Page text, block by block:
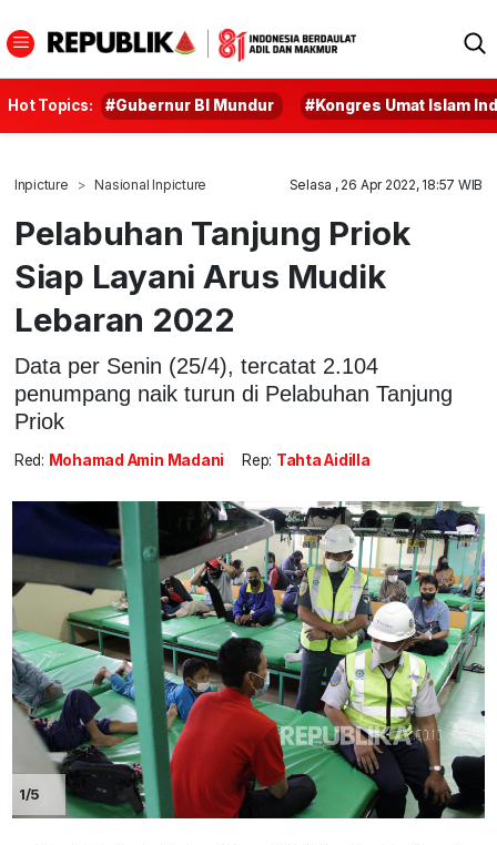
Hot Topics: #Gubernur BI Mundur #Kongres Umat Islam
Inpicture Nasional Inpicture Selasa , 26 Apr 2022, 18:57 WIB
Pelabuhan Tanjung Priok
Siap Layani Arus Mudik
Lebaran 2022
Data per Senin (25/4), tercatat 2.104
penumpang naik turun di Pelabuhan Tanjung
Priok
Red: Mohamad Amin Madani Rep: Tahta Aidilla
1/5